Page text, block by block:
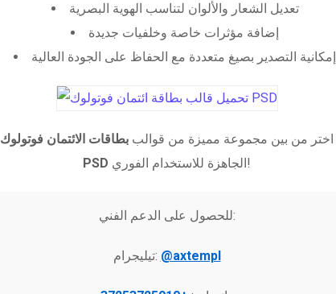
تعديل الشعار والألوان لتناسب الهوية البصرية
إضافة مؤثرات خاصة وخلفيات جديدة
إمكانية التصدير بصيغ متعددة مع الحفاظ على الجودة العالية
اختر من بين مجموعة مميزة من قوالب بطاقات الائتمان فوتولوك
PSD
الجاهزة للاستخدام الفوري!
للحصول على الدعم الفني:
تيليجرام: @axtempl